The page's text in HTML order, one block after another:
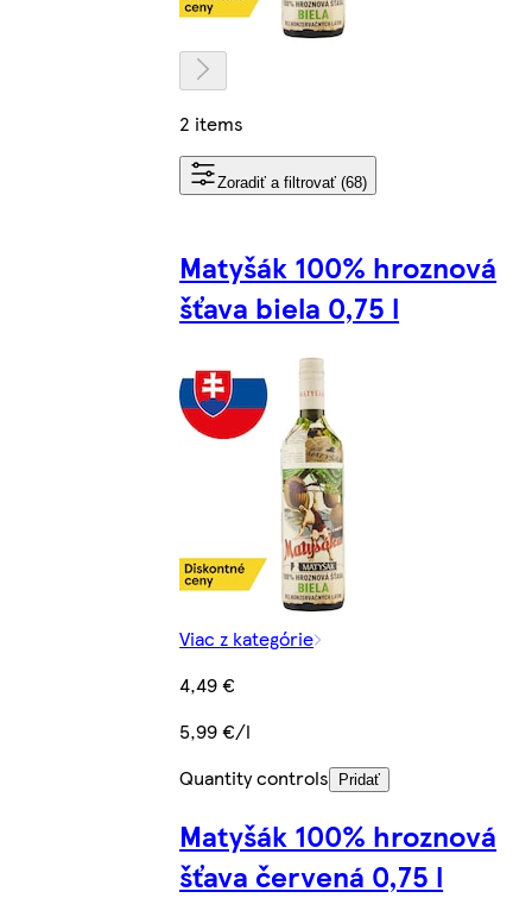
2 items
Zoradiť a filtrovať (68)
Matyšák 100% hroznová
šťava biela 0,75 l
Viac z kategórie
4,49 €
5,99 €/l
Quantity controls Pridať
Matyšák 100% hroznová
šťava červená 0,75 l